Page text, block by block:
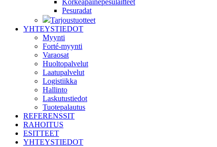
Korkeapainepesulaitteet
Pesuradat
Tarjoustuotteet
YHTEYSTIEDOT
Myynti
Forté-myynti
Varaosat
Huoltopalvelut
Laatupalvelut
Logistiikka
Hallinto
Laskutustiedot
Tuotepalautus
REFERENSSIT
RAHOITUS
ESITTEET
YHTEYSTIEDOT